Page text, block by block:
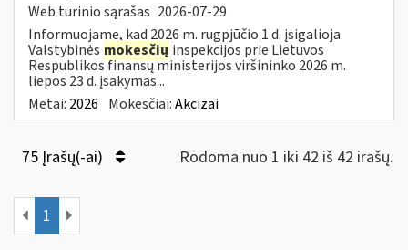
Web turinio sąrašas 2026-07-29
Informuojame, kad 2026 m. rugpjūčio 1 d. įsigalioja
Valstybinės mokesčių inspekcijos prie Lietuvos
Respublikos finansų ministerijos viršininko 2026 m.
liepos 23 d. įsakymas...
Metai: 2026 Mokesčiai:Akcizai
75 Įrašų(-ai) Rodoma nuo 1 iki 42 iš 42 irašų.
1